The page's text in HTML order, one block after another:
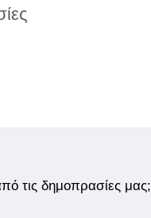
τις δημοπρασίες μας;